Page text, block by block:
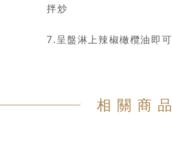
拌炒
7.呈盤淋上辣椒橄欖油即可
相關商品